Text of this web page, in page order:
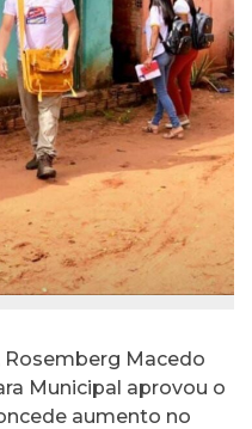
Rosemberg Macedo
Municipal aprovou o
aumento no